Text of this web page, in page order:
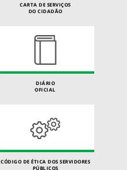
CARTA DE SERVIÇOS
DO CIDADÃO
DIÁRIO
OFICIAL
CÓDIGO DE ÉTICA DOS SERVIDORES
PÚBLICOS